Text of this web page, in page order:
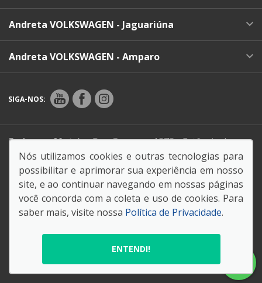
Andreta VOLKSWAGEN - Jaguariúna
Andreta VOLKSWAGEN - Amparo
SIGA-NOS:
Endereço Matriz:Rua Gaspere, 1273 - Estância das
Flores - Jaguariúna-SP
© Copyright 2026
Código de Conduta e Ética
Nós utilizamos cookies e outras tecnologias para
possibilitar e aprimorar sua experiência em nosso
site, e ao continuar navegando em nossas páginas
você concorda com a coleta e uso de cookies. Para
saber mais, visite nossa Política de Privacidade.
ENTENDI!